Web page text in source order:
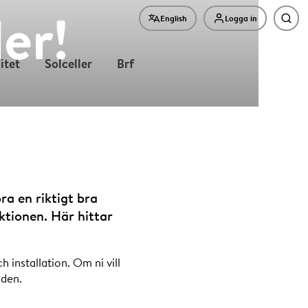
English Logga in
Solceller Brf
en riktigt bra
Här hittar
installation. Om ni vill